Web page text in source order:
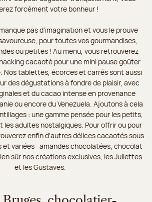
forcément votre bonheur !
pas d’imagination et vous le prouve
pour toutes vos gourmandises,
ou petites ! Au menu, vous retrouverez
cacaoté pour une mini pause goûter
tablettes, écorces et carrés sont aussi
des dégustations à fondre de plaisir, avec
et du cacao intense en provenance
ou encore du Venezuela. Ajoutons à cela
: une gamme pensée pour les petits,
les adultes nostalgiques. Pour offrir ou pour
enfin d’autres délices cacaotés sous
et variées : amandes chocolatées, chocolat
sûr nos créations exclusives, les Juliettes
et les Gustaves.